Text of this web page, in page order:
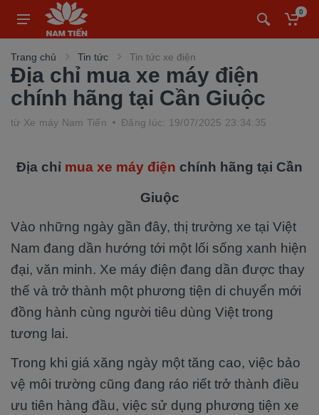
0
Trang chủ Tin tức Tin tức xe điện
Địa chỉ mua xe máy điện
chính hãng tại Cần Giuộc
từ Xe máy Nam Tiến Đăng lúc: 19/07/2025 23:34:35
Địa chỉ mua xe máy điện chính hãng tại Cần
Giuộc
Vào những ngày gần đây, thị trường xe tại Việt
Nam đang dần hướng tới một lối sống xanh hiện
đại, văn minh. Xe máy điện đang dần được thay
thế và trở thành một phương tiện di chuyển mới
đồng hành cùng người tiêu dùng Việt trong
tương lai.
Trong khi giá xăng ngày một tăng cao, việc bảo
vệ môi trường cũng đang ráo riết trở thành điều
ưu tiên hàng đầu, việc sử dụng phương tiện xe